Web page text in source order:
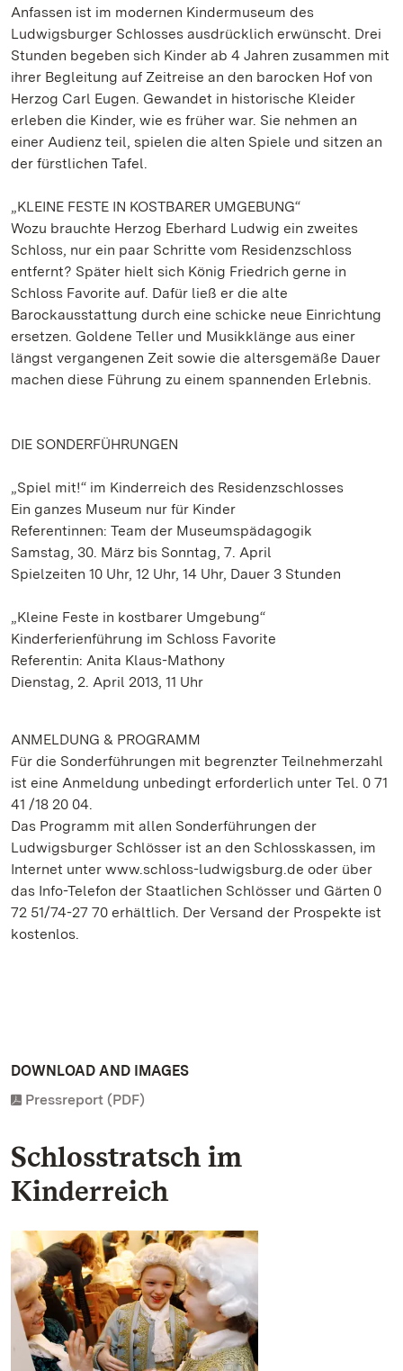
Anfassen ist im modernen Kindermuseum des
Ludwigsburger Schlosses ausdrücklich erwünscht. Drei
Stunden begeben sich Kinder ab 4 Jahren zusammen mit
ihrer Begleitung auf Zeitreise an den barocken Hof von
Herzog Carl Eugen. Gewandet in historische Kleider
erleben die Kinder, wie es früher war. Sie nehmen an
einer Audienz teil, spielen die alten Spiele und sitzen an
der fürstlichen Tafel.
„KLEINE FESTE IN KOSTBARER UMGEBUNG“
Wozu brauchte Herzog Eberhard Ludwig ein zweites
Schloss, nur ein paar Schritte vom Residenzschloss
entfernt? Später hielt sich König Friedrich gerne in
Schloss Favorite auf. Dafür ließ er die alte
Barockausstattung durch eine schicke neue Einrichtung
ersetzen. Goldene Teller und Musikklänge aus einer
längst vergangenen Zeit sowie die altersgemäße Dauer
machen diese Führung zu einem spannenden Erlebnis.
DIE SONDERFÜHRUNGEN
„Spiel mit!“ im Kinderreich des Residenzschlosses
Ein ganzes Museum nur für Kinder
Referentinnen: Team der Museumspädagogik
Samstag, 30. März bis Sonntag, 7. April
Spielzeiten 10 Uhr, 12 Uhr, 14 Uhr, Dauer 3 Stunden
„Kleine Feste in kostbarer Umgebung“
Kinderferienführung im Schloss Favorite
Referentin: Anita Klaus-Mathony
Dienstag, 2. April 2013, 11 Uhr
ANMELDUNG & PROGRAMM
Für die Sonderführungen mit begrenzter Teilnehmerzahl
ist eine Anmeldung unbedingt erforderlich unter Tel. 0 71
41 /18 20 04.
Das Programm mit allen Sonderführungen der
Ludwigsburger Schlösser ist an den Schlosskassen, im
Internet unter www.schloss-ludwigsburg.de oder über
das Info-Telefon der Staatlichen Schlösser und Gärten 0
72 51/74-27 70 erhältlich. Der Versand der Prospekte ist
kostenlos.
DOWNLOAD AND IMAGES
Pressreport (PDF)
Schlosstratsch im
Kinderreich